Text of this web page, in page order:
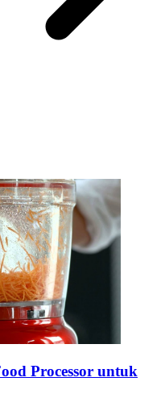
Processor untuk